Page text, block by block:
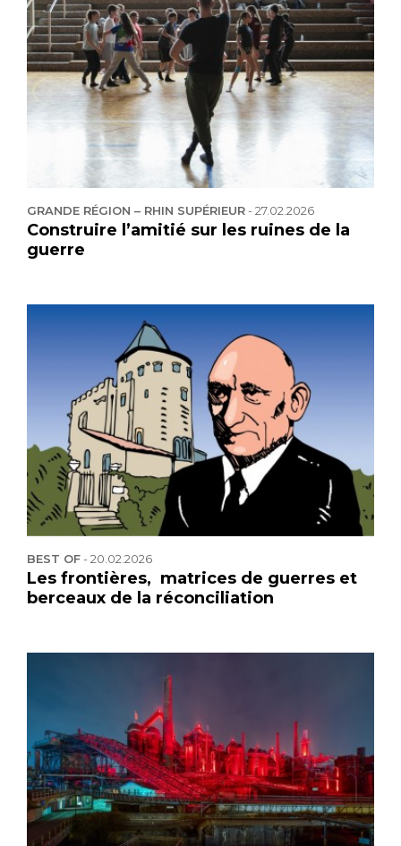
GRANDE RÉGION – RHIN SUPÉRIEUR-27.02.2026
Construire l’amitié sur les ruines de la
guerre
BEST OF-20.02.2026
Les frontières, matrices de guerres et
berceaux de la réconciliation